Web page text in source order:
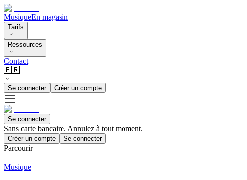
MusiqueEn magasin
Tarifs
Ressources
Contact
🇫🇷
Se connecter Créer un compte
Se connecter
Sans carte bancaire. Annulez à tout moment.
Créer un compte Se connecter
Parcourir
Musique